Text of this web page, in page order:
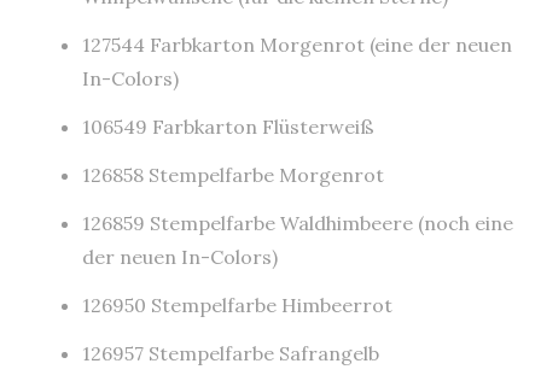
127544 Farbkarton Morgenrot (eine der neuen
In-Colors)
106549 Farbkarton Flüsterweiß
126858 Stempelfarbe Morgenrot
126859 Stempelfarbe Waldhimbeere (noch eine
der neuen In-Colors)
126950 Stempelfarbe Himbeerrot
126957 Stempelfarbe Safrangelb